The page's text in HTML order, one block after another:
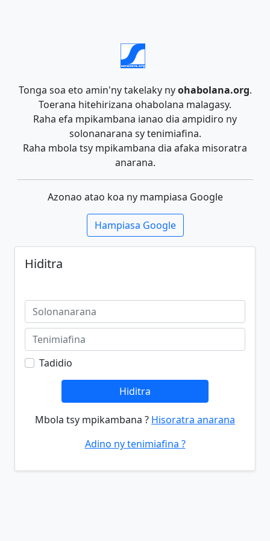
Tonga soa eto amin'ny takelaky nyohabolana.org.
Toerana hitehirizana ohabolana malagasy.
Raha efa mpikambana ianao dia ampidiro ny
solonanarana sy tenimiafina.
Raha mbola tsy mpikambana dia afaka misoratra
anarana.
Azonao atao koa ny mampiasa Google
Hampiasa Google
Hiditra
Tadidio
Hiditra
Mbola tsy mpikambana ? Hisoratra anarana
Adino ny tenimiafina ?